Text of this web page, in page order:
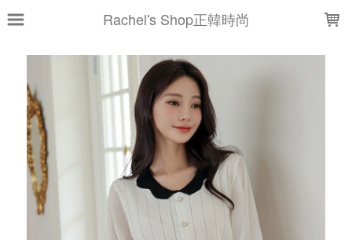
Rachel's Shop正韓時尚